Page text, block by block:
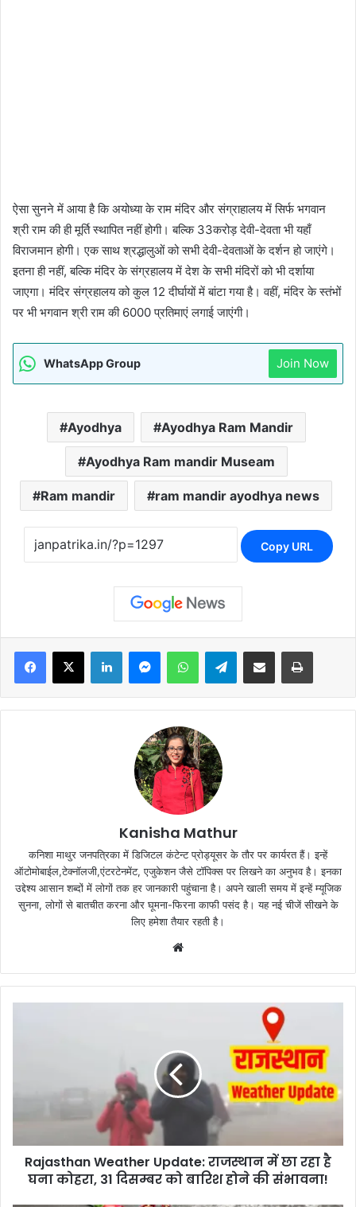
ऐसा सुनने में आया है कि अयोध्या के राम मंदिर और संग्राहालय में सिर्फ भगवान
श्री राम की ही मूर्ति स्थापित नहीं होगी। बल्कि 33करोड़ देवी-देवता भी यहाँ
विराजमान होगी। एक साथ श्रद्धालुओं को सभी देवी-देवताओं के दर्शन हो जाएंगे।
इतना ही नहीं, बल्कि मंदिर के संग्रहालय में देश के सभी मंदिरों को भी दर्शाया
जाएगा। मंदिर संग्रहालय को कुल 12 दीर्घायों में बांटा गया है। वहीं, मंदिर के स्तंभों
पर भी भगवान श्री राम की 6000 प्रतिमाएं लगाई जाएंगी।
WhatsApp Group Join Now
Ayodhya Ayodhya Ram Mandir
Ayodhya Ram mandir Museam
Ram mandir ram mandir ayodhya news
Copy URL
Facebook
X LinkedInMessengerWhatsAppTelegramShare via Email Print
Kanisha Mathur
कनिशा माथुर जनपत्रिका में डिजिटल कंटेन्ट प्रोड्यूसर के तौर पर कार्यरत हैं। इन्हें
ऑटोमोबाईल,टेक्नॉलजी,एंटरटेनमेंट, एजुकेशन जैसे टॉपिक्स पर लिखने का अनुभव है। इनका
उद्देश्य आसान शब्दों में लोगों तक हर जानकारी पहुंचाना है। अपने खाली समय में इन्हें म्यूजिक
सुनना, लोगों से बातचीत करना और घूमना-फिरना काफी पसंद है। यह नई चीजें सीखने के
लिए हमेशा तैयार रहती है।
Rajasthan Weather Update: राजस्थान में छा रहा है
घना कोहरा, 31 दिसम्बर को बारिश होने की संभावना!